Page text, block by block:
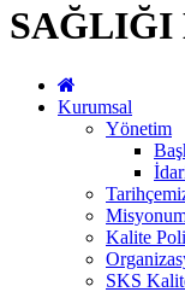
Kurumsal
Yönetim
Kalite
SKS